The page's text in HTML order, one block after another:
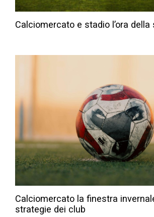
Calciomercato e stadio l’ora della
Calciomercato la finestra
strategie dei club